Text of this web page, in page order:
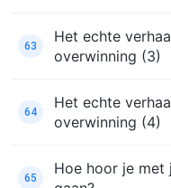
63
Het echte
overwinning (3)
64
Het echte
overwinning (4)
65
Hoe hoor je